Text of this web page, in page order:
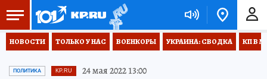
НОВОСТИ ТОЛЬКО У НАС ВОЕНКОРЫ УКРАИНА: СВОДКА КП В
ПОЛИТИКА KP.RU 24 мая 2022 13:00